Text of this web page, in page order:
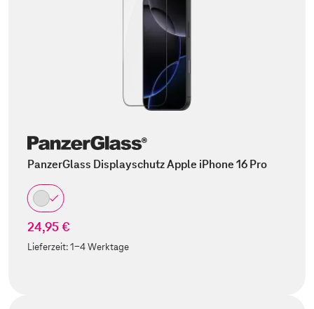
PanzerGlass Displayschutz Apple iPhone 16 Pro
24,95 €
Lieferzeit:1-4 Werktage